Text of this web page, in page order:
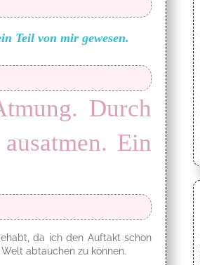
Teil von mir gewesen.
Durch
Ein
da ich den Auftakt schon
abtauchen zu können.